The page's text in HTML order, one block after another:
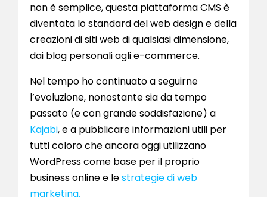
non è semplice, questa piattaforma CMS è
diventata lo standard del web design e della
creazioni di siti web di qualsiasi dimensione,
dai blog personali agli e-commerce.
Nel tempo ho continuato a seguirne
l’evoluzione, nonostante sia da tempo
passato (e con grande soddisfazione) a
Kajabi, e a pubblicare informazioni utili per
tutti coloro che ancora oggi utilizzano
WordPress come base per il proprio
business online e lestrategie di web
marketing.